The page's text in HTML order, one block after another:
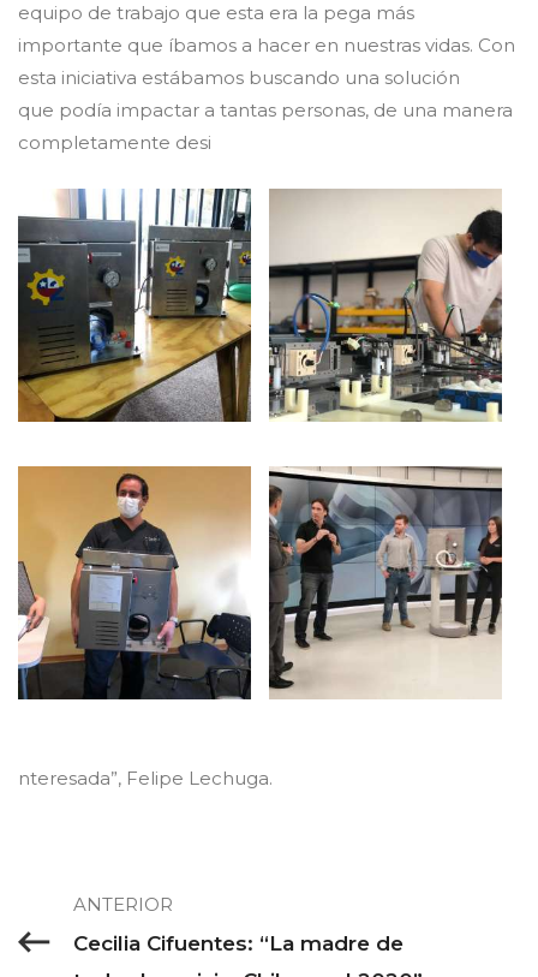
equipo de trabajo que esta era la pega más
importante que íbamos a hacer en nuestras vidas. Con
esta iniciativa estábamos buscando una solución
que podía impactar a tantas personas, de una manera
completamente desi
nteresada”, Felipe Lechuga.
ANTERIOR
Cecilia Cifuentes: “La madre de